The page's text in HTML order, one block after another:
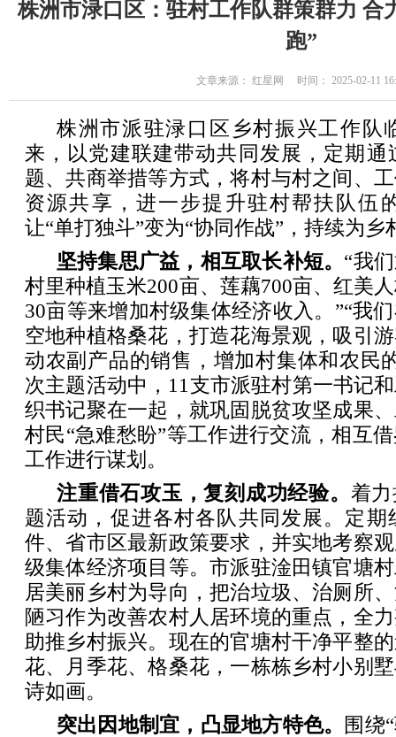
株洲市渌口区：驻村工作队群策群力 合
跑”
文章来源： 红星网 时间： 2025-02-11
株洲市派驻渌口区乡村振兴工作队
来，以党建联建带动共同发展，定期通
题、共商举措等方式，将村与村之间、
资源共享，进一步提升驻村帮扶队伍
让“单打独斗”变为“协同作战”，持续为
坚持集思广益，相互取长补短。 “我
村里种植玉米200亩、莲藕700亩、红美
30亩等来增加村级集体经济收入。”“我
空地种植格桑花，打造花海景观，吸引
动农副产品的销售，增加村集体和农民
次主题活动中，11支市派驻村第一书记
织书记聚在一起，就巩固脱贫攻坚成果
村民“急难愁盼”等工作进行交流，相互
工作进行谋划。
注重借石攻玉，复刻成功经验。 着
题活动，促进各村各队共同发展。定期
件、省市区最新政策要求，并实地考察
级集体经济项目等。市派驻淦田镇官塘
居美丽乡村为导向，把治垃圾、治厕所
陋习作为改善农村人居环境的重点，全
助推乡村振兴。现在的官塘村干净平整
花、月季花、格桑花，一栋栋乡村小别
诗如画。
突出因地制宜，凸显地方特色。 围绕